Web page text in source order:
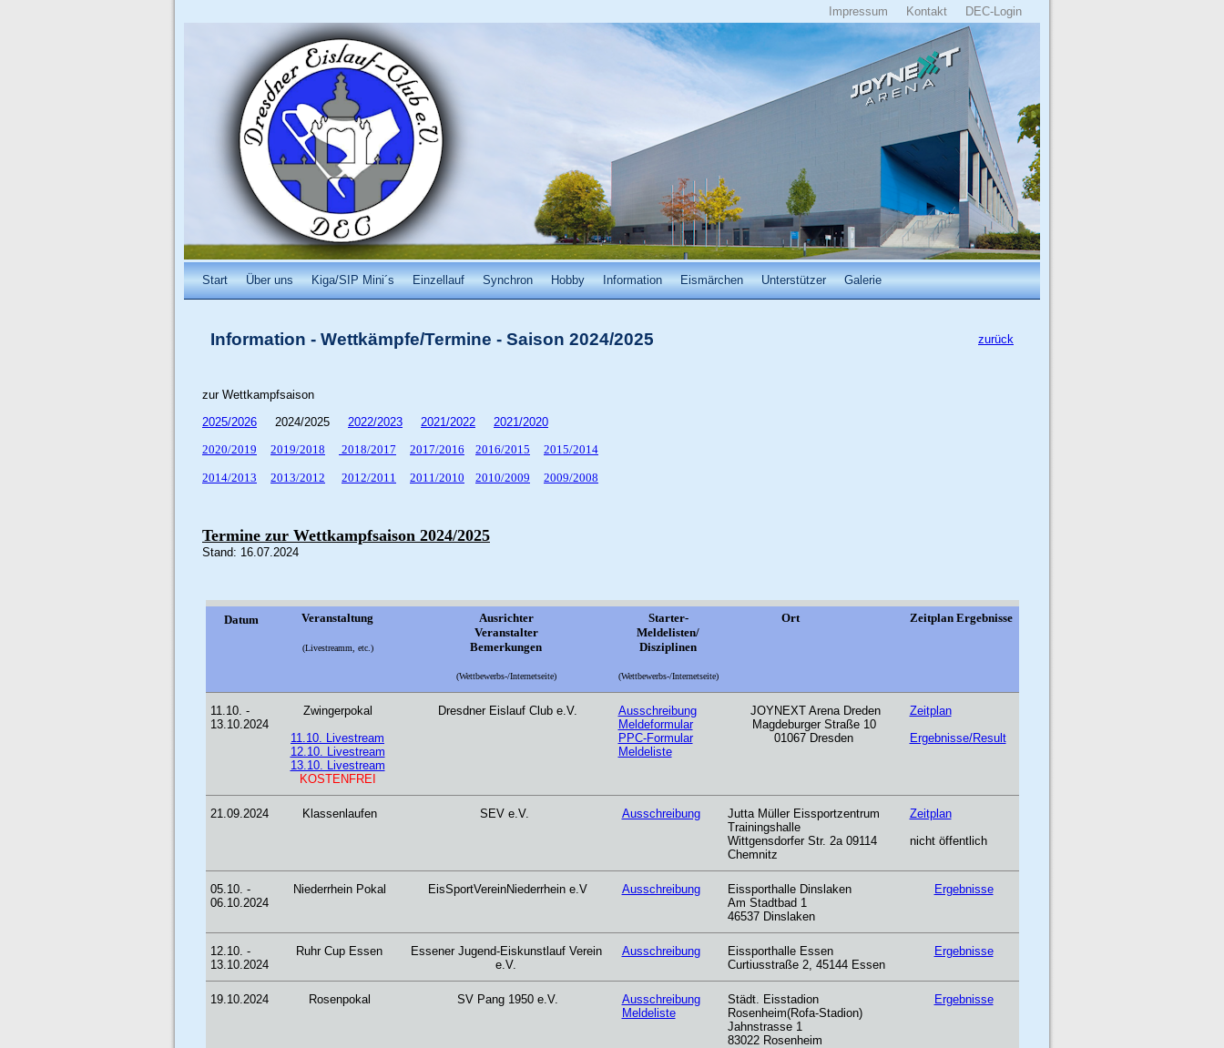
DEC-Login
Kontakt
Impressum
Start Über uns Kiga/SIP Mini´s Einzellauf Synchron Hobby Information Eismärchen Unterstützer Galerie
Information - Wettkämpfe/Termine - Saison 2024/2025 zurück
zur Wettkampfsaison
2025/2026 2024/2025 2022/2023 2021/2022
2021/2020
2020/2019
2019/2018 2018/2017 2017/2016 2016/2015 2015/2014
2014/2013 2013/2012 2012/2011 2011/2010 2010/2009 2009/2008
Termine zur Wettkampfsaison 2024/2025
Stand: 16.07.2024
Datum Veranstaltung
(Livestreamm, etc.)
Ausrichter
Veranstalter
Bemerkungen
(Wettbewerbs-/Internetseite)
Starter-
Meldelisten/
Disziplinen
(Wettbewerbs-/Internetseite)
Ort Zeitplan Ergebnisse
11.10. -
13.10.2024
Zwingerpokal
11.10. Livestream
12.10. Livestream
13.10. Livestream
KOSTENFREI
Dresdner Eislauf Club e.V.
Ausschreibung
Meldeformular
PPC-Formular
Meldeliste
JOYNEXT Arena Dreden
Magdeburger Straße 10
01067 Dresden
Zeitplan
Ergebnisse/Result
21.09.2024 Klassenlaufen SEV e.V. Ausschreibung
Jutta Müller Eissportzentrum
Trainingshalle
Wittgensdorfer Str. 2a 09114
Chemnitz
Zeitplan
nicht öffentlich
05.10. -
06.10.2024
Niederrhein Pokal EisSportVereinNiederrhein e.V Ausschreibung
Eissporthalle Dinslaken
Am Stadtbad 1
46537 Dinslaken
Ergebnisse
12.10. -
13.10.2024
Ruhr Cup Essen
Essener Jugend-Eiskunstlauf Verein
e.V.
Ausschreibung
Eissporthalle Essen
Curtiusstraße 2, 45144 Essen
Ergebnisse
19.10.2024 Rosenpokal SV Pang 1950 e.V.
Ausschreibung
Meldeliste
Städt. Eisstadion
Rosenheim(Rofa-Stadion)
Jahnstrasse 1
83022 Rosenheim
Ergebnisse